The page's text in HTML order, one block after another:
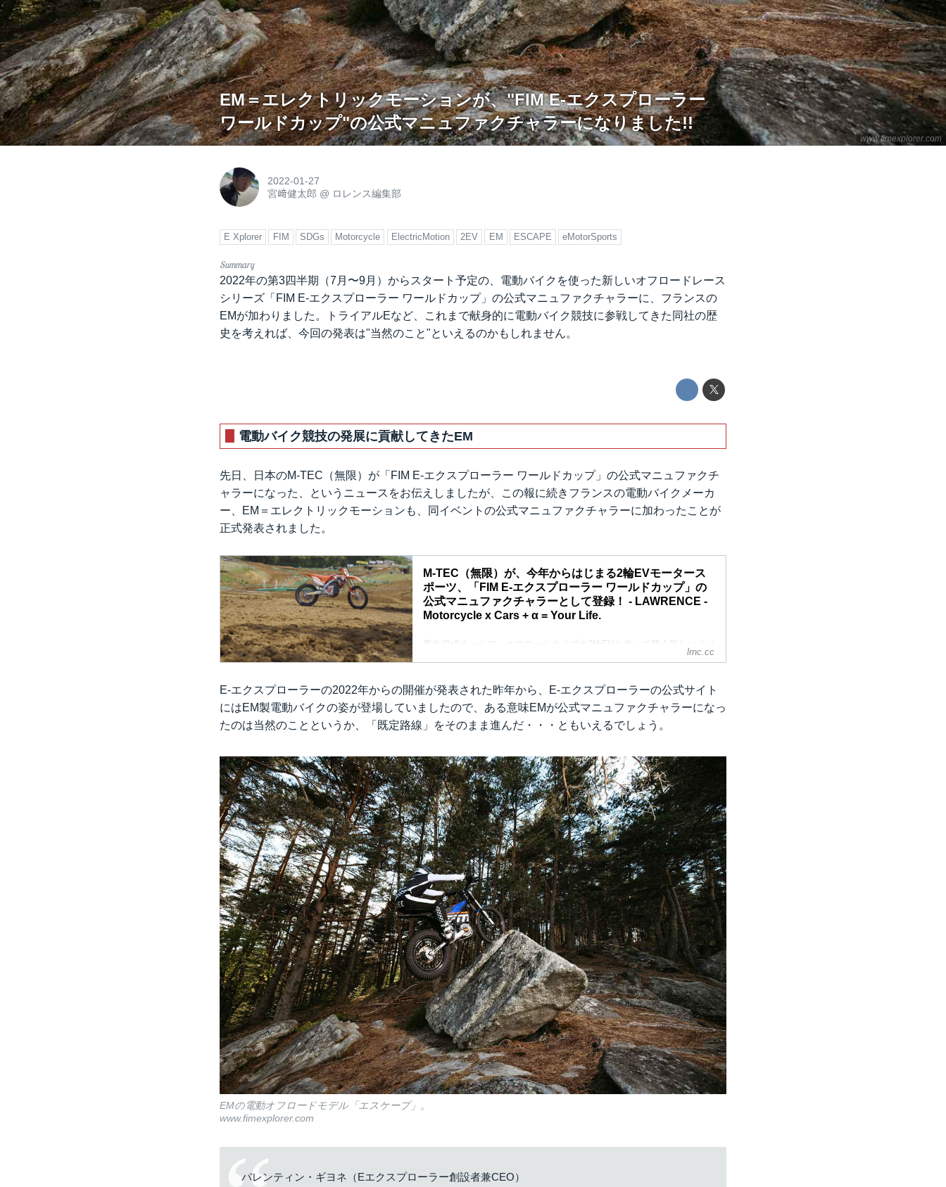
www.fimexplorer.com
EM＝エレクトリックモーションが、"FIM E-エクスプローラー
ワールドカップ"の公式マニュファクチャラーになりました!!
2022-01-27
宮﨑健太郎 @ ロレンス編集部
E Xplorer FIM SDGs Motorcycle ElectricMotion 2EV EM ESCAPE eMotorSports
2022年の第3四半期（7月〜9月）からスタート予定の、電動バイクを使った新しいオフロードレース
シリーズ「FIM E-エクスプローラー ワールドカップ」の公式マニュファクチャラーに、フランスの
EMが加わりました。トライアルEなど、これまで献身的に電動バイク競技に参戦してきた同社の歴
史を考えれば、今回の発表は"当然のこと"といえるのかもしれません。
電動バイク競技の発展に貢献してきたEM
先日、日本のM-TEC（無限）が「FIM E-エクスプローラー ワールドカップ」の公式マニュファクチ
ャラーになった、というニュースをお伝えしましたが、この報に続きフランスの電動バイクメーカ
ー、EM＝エレクトリックモーションも、同イベントの公式マニュファクチャラーに加わったことが
正式発表されました。
M-TEC（無限）が、今年からはじまる2輪EVモータース
ポーツ、「FIM E-エクスプローラー ワールドカップ」の
公式マニュファクチャラーとして登録！ - LAWRENCE -
Motorcycle x Cars + α = Your Life.
男女混成チームで、オフロードタイプの2輪EVを使って競う新しいイベ
ント「FIM E-エクスプローラー ワールドカップ」。このイベントに、
れ、主催者に対して技術的アドバイスをすることになりました。1973
年の創業以来、さまざまな2&4モータースポーツで数々の成功をおさめ
てきた同社の、E-エクスプローラーへの貢献に期待したいです！
lrnc.cc
E-エクスプローラーの2022年からの開催が発表された昨年から、E-エクスプローラーの公式サイト
にはEM製電動バイクの姿が登場していましたので、ある意味EMが公式マニュファクチャラーになっ
たのは当然のことというか、「既定路線」をそのまま進んだ・・・ともいえるでしょう。
EMの電動オフロードモデル「エスケープ」。
www.fimexplorer.com
バレンティン・ギヨネ（Eエクスプローラー創設者兼CEO）